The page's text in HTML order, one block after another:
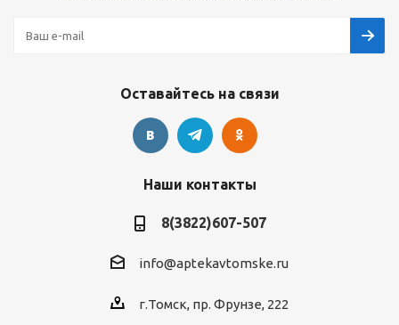
Оставайтесь на связи
Наши контакты
8(3822)607-507
info@aptekavtomske.ru
г.Томск, пр. Фрунзе, 222